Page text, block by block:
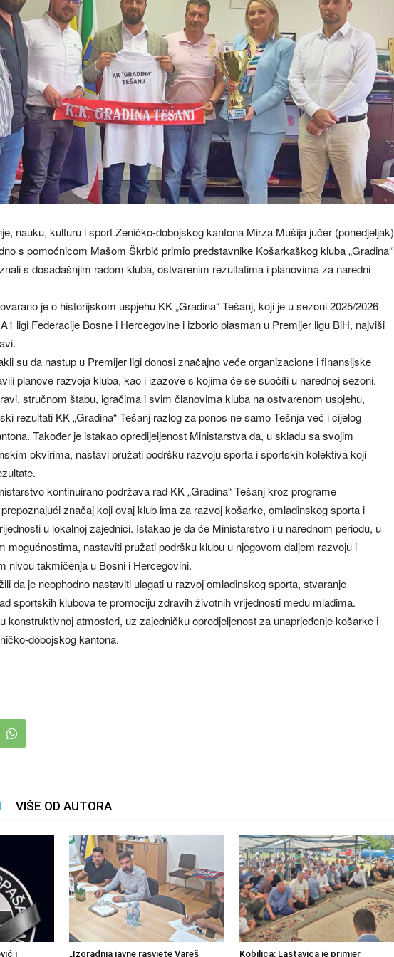
nauku, kulturu i sport Zeničko-dobojskog kantona Mirza Mušija jučer (ponedjeljak)
s pomoćnicom Mašom Škrbić primio predstavnike Košarkaškog kluba „Gradina“
s dosadašnjim radom kluba, ostvarenim rezultatima i planovima za naredni
je o historijskom uspjehu KK „Gradina“ Tešanj, koji je u sezoni 2025/2026
ligi Federacije Bosne i Hercegovine i izborio plasman u Premijer ligu BiH, najviši
su da nastup u Premijer ligi donosi značajno veće organizacione i finansijske
planove razvoja kluba, kao i izazove s kojima će se suočiti u narednoj sezoni.
stručnom štabu, igračima i svim članovima kluba na ostvarenom uspjehu,
rezultati KK „Gradina“ Tešanj razlog za ponos ne samo Tešnja već i cijelog
Također je istakao opredijeljenost Ministarstva da, u skladu sa svojim
okvirima, nastavi pružati podršku razvoju sporta i sportskih kolektiva koji
kontinuirano podržava rad KK „Gradina“ Tešanj kroz programe
značaj koji ovaj klub ima za razvoj košarke, omladinskog sporta i
u lokalnoj zajednici. Istakao je da će Ministarstvo i u narednom periodu, u
mogućnostima, nastaviti pružati podršku klubu u njegovom daljem razvoju i
nivou takmičenja u Bosni i Hercegovini.
da je neophodno nastaviti ulagati u razvoj omladinskog sporta, stvaranje
sportskih klubova te promociju zdravih životnih vrijednosti među mladima.
konstruktivnoj atmosferi, uz zajedničku opredjeljenost za unaprjeđenje košarke i
dobojskog kantona.
VIŠE OD AUTORA
i „Izgradnja javne rasvjete Vareš Kobilica: Lastavica je primjer